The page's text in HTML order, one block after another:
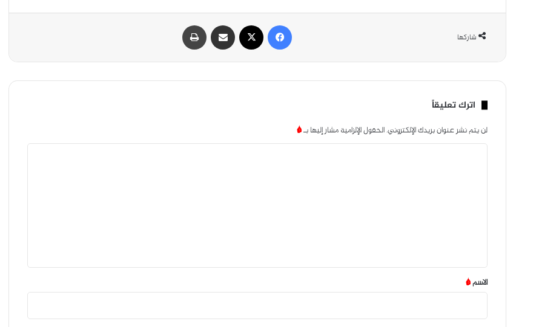
شاركها
اترك تعليقاً
لن يتم نشر عنوان بريدك الإلكتروني.الحقول الإلزامية مشار إليها بـ*
*
الاسم*